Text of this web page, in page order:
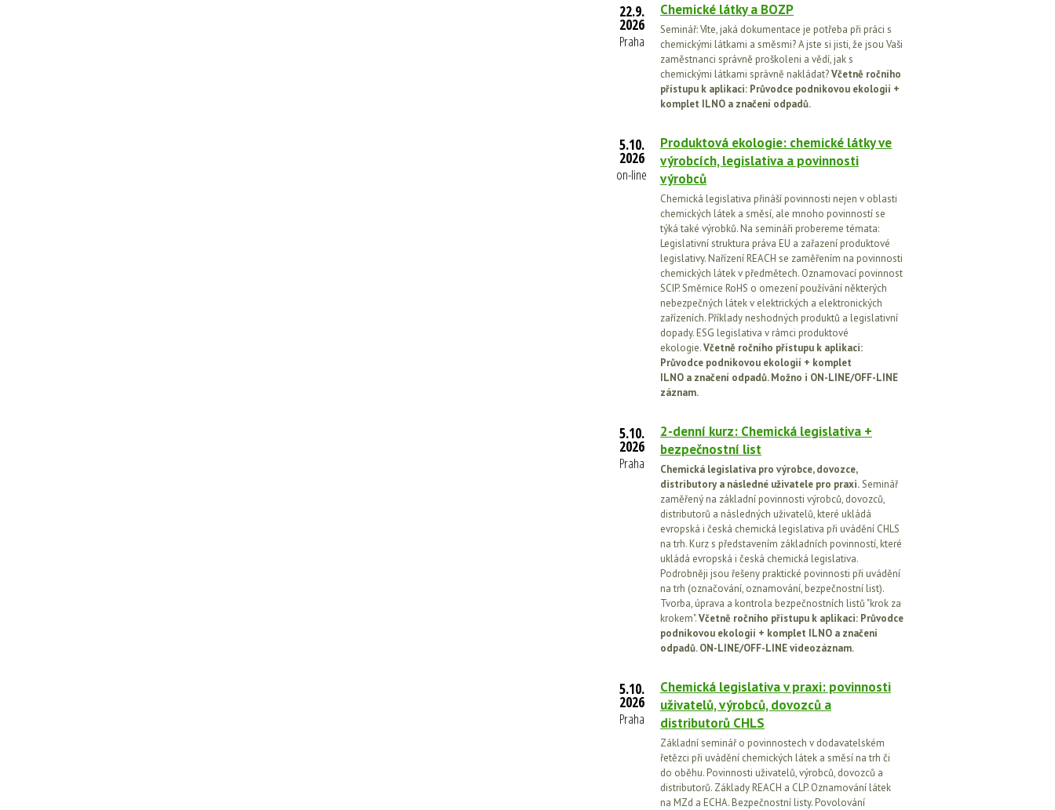
22.9.
2026
Praha
Chemické látky a BOZP
Seminář: Víte, jaká dokumentace je potřeba při práci s
chemickými látkami a směsmi? A jste si jisti, že jsou Vaši
zaměstnanci správně proškoleni a vědí, jak s
chemickými látkami správně nakládat?Včetně ročního
přístupu k aplikaci: Průvodce podnikovou ekologií +
komplet ILNO a značení odpadů.
5.10.
2026
on-line
Produktová ekologie: chemické látky ve
výrobcích, legislativa a povinnosti
výrobců
Chemická legislativa přináší povinnosti nejen v oblasti
chemických látek a směsí, ale mnoho povinností se
týká také výrobků. Na semináři probereme témata:
Legislativní struktura práva EU a zařazení produktové
legislativy. Nařízení REACH se zaměřením na povinnosti
chemických látek v předmětech. Oznamovací povinnost
SCIP. Směrnice RoHS o omezení používání některých
nebezpečných látek v elektrických a elektronických
zařízeních. Příklady neshodných produktů a legislativní
dopady. ESG legislativa v rámci produktové
ekologie.Včetně ročního přístupu k aplikaci:
Průvodce podnikovou ekologií + komplet
ILNO a značení odpadů. Možno i ON-LINE/OFF-LINE
záznam.
5.10.
2026
Praha
2-denní kurz: Chemická legislativa +
bezpečnostní list
Chemická legislativa pro výrobce, dovozce,
distributory a následné uživatele pro praxi.Seminář
zaměřený na základní povinnosti výrobců, dovozců,
distributorů a následných uživatelů, které ukládá
evropská i česká chemická legislativa při uvádění CHLS
na trh. Kurz s představením základních povinností, které
ukládá evropská i česká chemická legislativa.
Podrobněji jsou řešeny praktické povinnosti při uvádění
na trh (označování, oznamování, bezpečnostní list).
Tvorba, úprava a kontrola bezpečnostních listů "krok za
krokem".Včetně ročního přístupu k aplikaci: Průvodce
podnikovou ekologií + komplet ILNO a značení
odpadů. ON-LINE/OFF-LINE videozáznam.
5.10.
2026
Praha
Chemická legislativa v praxi: povinnosti
uživatelů, výrobců, dovozců a
distributorů CHLS
Základní seminář o povinnostech v dodavatelském
řetězci při uvádění chemických látek a směsí na trh či
do oběhu. Povinnosti uživatelů, výrobců, dovozců a
distributorů. Základy REACH a CLP. Oznamování látek
na MZd a ECHA. Bezpečnostní listy. Povolování